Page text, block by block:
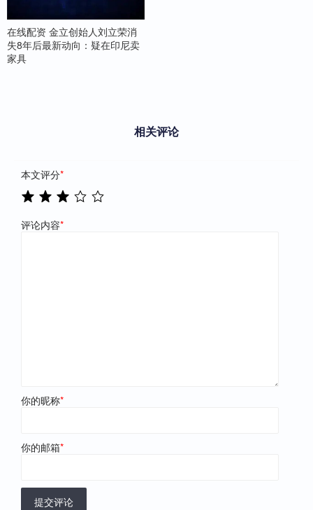
在线配资 金立创始人刘立荣消
失8年后最新动向：疑在印尼卖
家具
相关评论
本文评分*
评论内容*
你的昵称*
你的邮箱*
提交评论